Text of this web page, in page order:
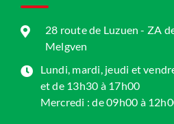
28 route de Luzuen - ZA
Melgven
Lundi, mardi, jeudi et
et de 13h30 à 17h00
Mercredi : de 09h00 à